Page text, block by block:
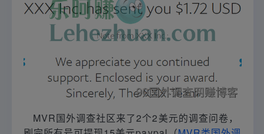
MVR国外调查社区来了2个2美元的调查问卷，